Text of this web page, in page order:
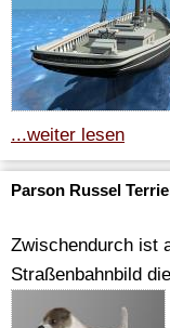
...weiter lesen
Parson Russel
Zwischendurch ist
Straßenbahnbild